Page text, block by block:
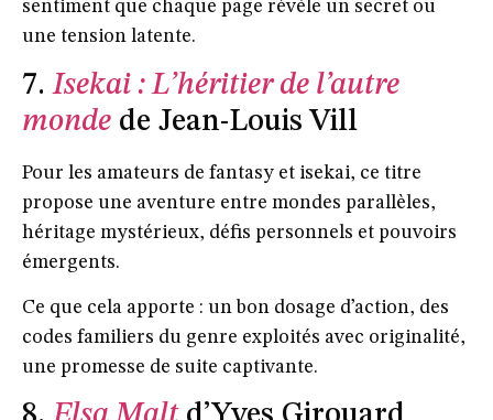
sentiment que chaque page révèle un secret ou
une tension latente.
7.Isekai : L’héritier de l’autre
monde de Jean-Louis Vill
Pour les amateurs de fantasy et isekai, ce titre
propose une aventure entre mondes parallèles,
héritage mystérieux, défis personnels et pouvoirs
émergents.
Ce que cela apporte : un bon dosage d’action, des
codes familiers du genre exploités avec originalité,
une promesse de suite captivante.